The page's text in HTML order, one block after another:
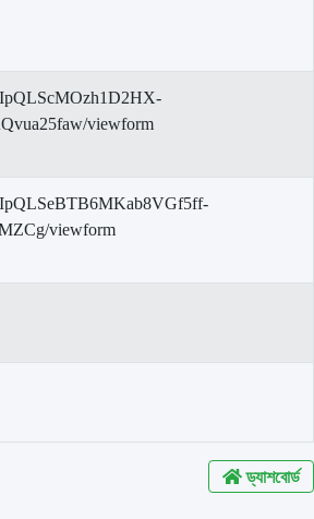
viewform
viewform
ড্যাশবোর্ড